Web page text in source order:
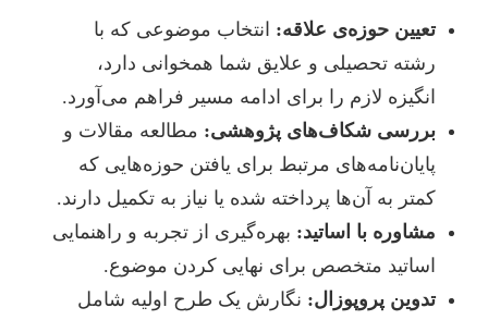
تعیین حوزه‌ی علاقه: انتخاب موضوعی که با
رشته تحصیلی و علایق شما همخوانی دارد،
انگیزه لازم را برای ادامه مسیر فراهم می‌آورد.
بررسی شکاف‌های پژوهشی: مطالعه مقالات و
پایان‌نامه‌های مرتبط برای یافتن حوزه‌هایی که
کمتر به آن‌ها پرداخته شده یا نیاز به تکمیل دارند.
مشاوره با اساتید: بهره‌گیری از تجربه و راهنمایی
اساتید متخصص برای نهایی کردن موضوع.
تدوین پروپوزال: نگارش یک طرح اولیه شامل